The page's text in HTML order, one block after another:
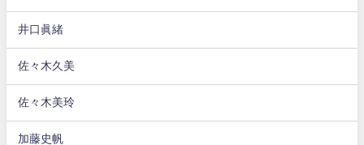
井口眞緒
佐々木久美
佐々木美玲
加藤史帆